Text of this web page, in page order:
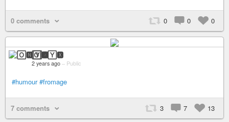
0 comments 0 0 0
🄾🅽🅈🆇
2 years ago – Public
#humour #fromage
7 comments 3 7 13